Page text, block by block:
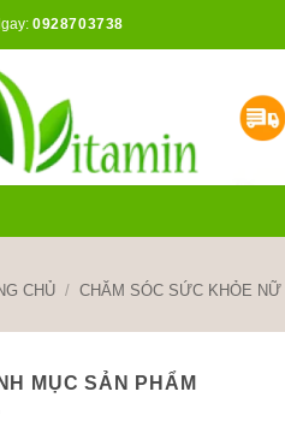
0928703738
CHỦ / CHĂM SÓC SỨC KHỎE NỮ
MỤC SẢN PHẨM